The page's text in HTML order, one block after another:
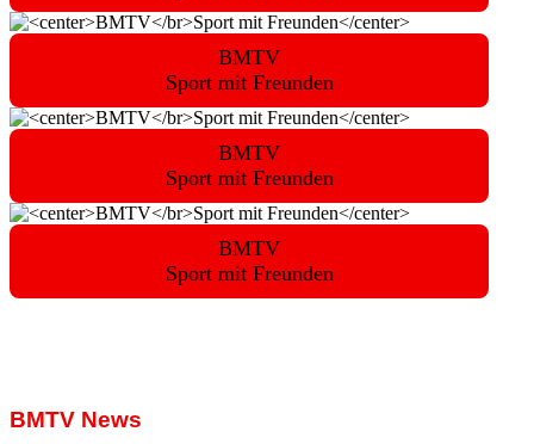
BMTV
Sport mit Freunden
BMTV
Sport mit Freunden
BMTV
Sport mit Freunden
BMTV News